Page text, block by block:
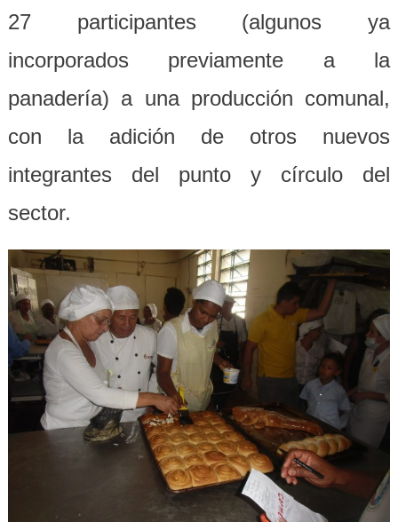
27 participantes (algunos ya
incorporados previamente a la
panadería) a una producción comunal,
con la adición de otros nuevos
integrantes del punto y círculo del
sector.